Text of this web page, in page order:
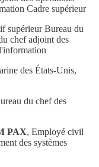
Cadre supérieur
supérieur Bureau du
chef adjoint des
des États-Unis,
du chef des
PAX, Employé civil
des systèmes